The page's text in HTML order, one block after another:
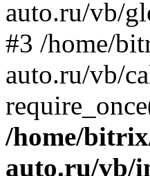
auto.ru/vb/
#3 /home/
auto.ru/vb/
/home/
auto.ru/vb/